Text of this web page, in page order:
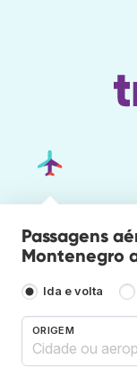
Passagens
Montenegro
Ida e volta
ORIGEM